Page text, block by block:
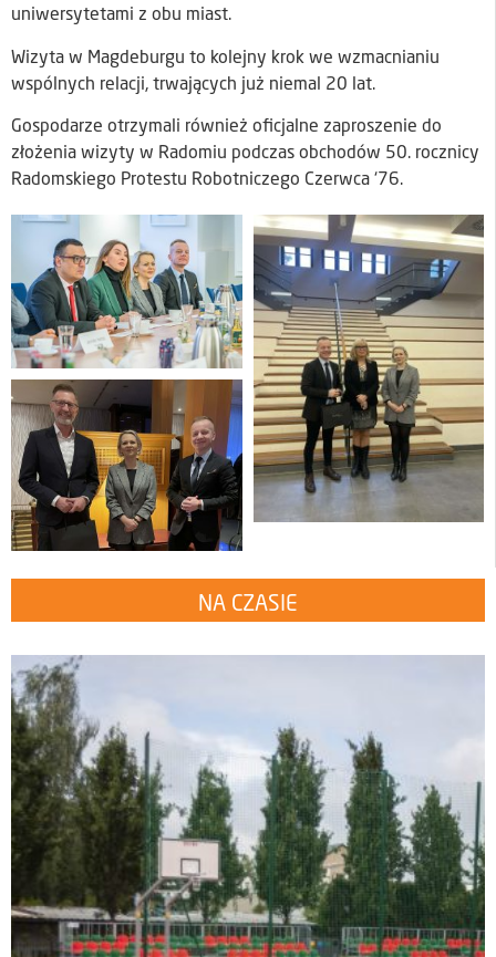
uniwersytetami z obu miast.
Wizyta w Magdeburgu to kolejny krok we wzmacnianiu
wspólnych relacji, trwających już niemal 20 lat.
Gospodarze otrzymali również oficjalne zaproszenie do
złożenia wizyty w Radomiu podczas obchodów 50. rocznicy
Radomskiego Protestu Robotniczego Czerwca ‘76.
NA CZASIE